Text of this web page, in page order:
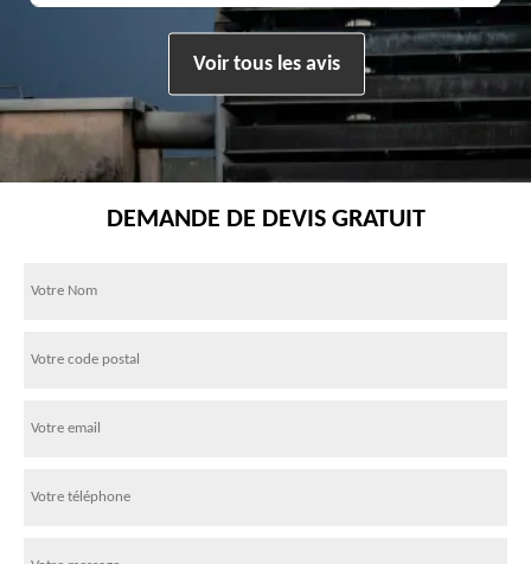
Voir tous les avis
DEMANDE DE DEVIS GRATUIT